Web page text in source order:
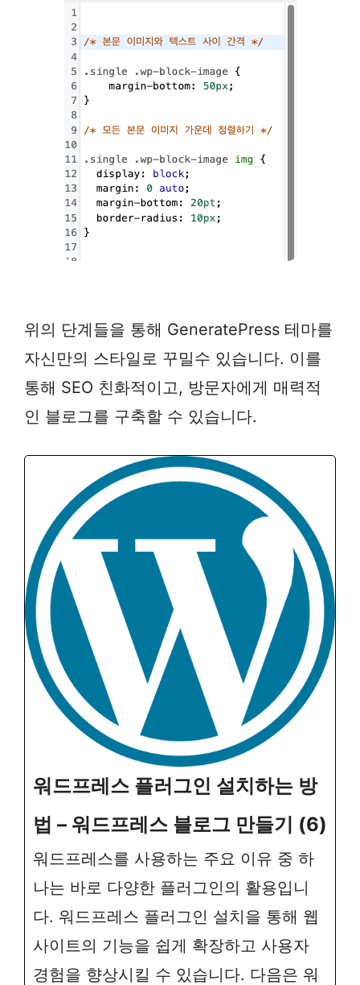
위의 단계들을 통해 GeneratePress 테마를
자신만의 스타일로 꾸밀수 있습니다. 이를
통해 SEO 친화적이고, 방문자에게 매력적
인 블로그를 구축할 수 있습니다.
워드프레스 플러그인 설치하는 방
법 – 워드프레스 블로그 만들기 (6)
워드프레스를 사용하는 주요 이유 중 하
나는 바로 다양한 플러그인의 활용입니
다. 워드프레스 플러그인 설치을 통해 웹
사이트의 기능을 쉽게 확장하고 사용자
경험을 향상시킬 수 있습니다. 다음은 워